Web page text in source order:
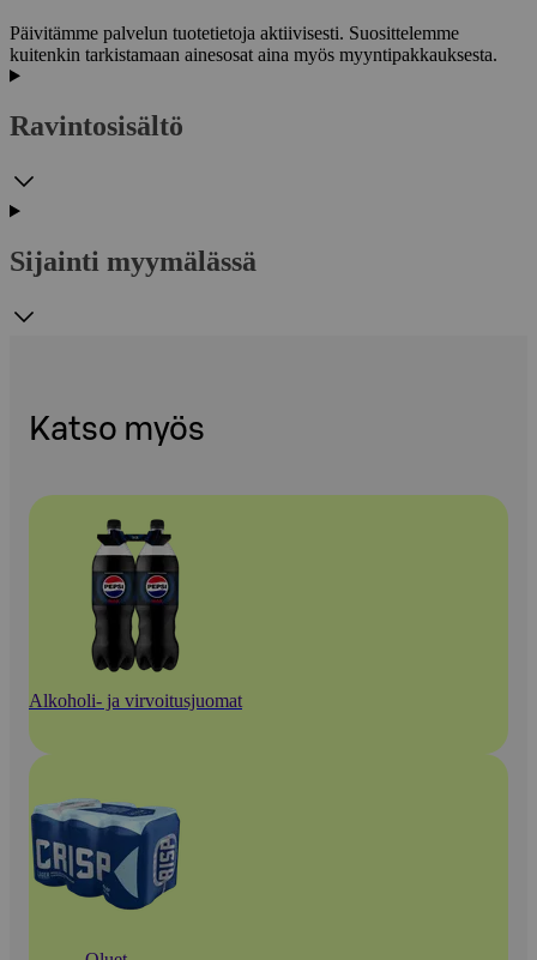
Päivitämme palvelun tuotetietoja aktiivisesti. Suosittelemme
kuitenkin tarkistamaan ainesosat aina myös myyntipakkauksesta.
Ravintosisältö
Sijainti myymälässä
Katso myös
Alkoholi- ja virvoitusjuomat